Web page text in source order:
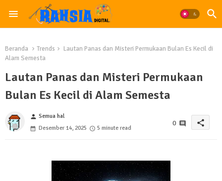
Beranda Trends
Lautan Panas dan Misteri Permukaan Bulan Es Kecil di
Alam Semesta
Lautan Panas dan Misteri Permukaan
Bulan Es Kecil di Alam Semesta
person Semua hal
Desember 14, 2025
5 minute read
0 share